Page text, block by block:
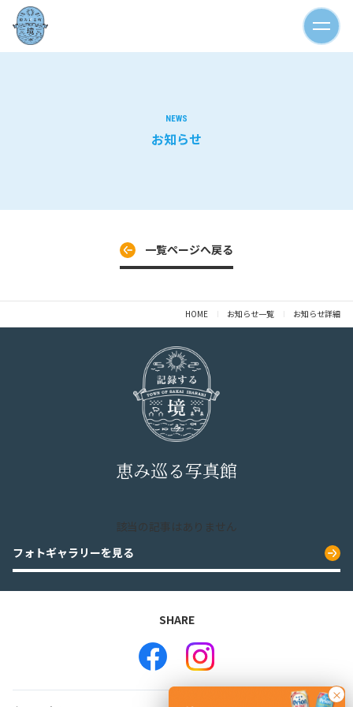
NEWS
お知らせ
一覧ページへ戻る
HOME お知らせ一覧 お知らせ詳細
恵み巡る写真館
該当の記事はありません
フォトギャラリーを見る
×